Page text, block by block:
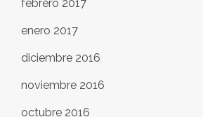
febrero 2017
enero 2017
diciembre 2016
noviembre 2016
octubre 2016